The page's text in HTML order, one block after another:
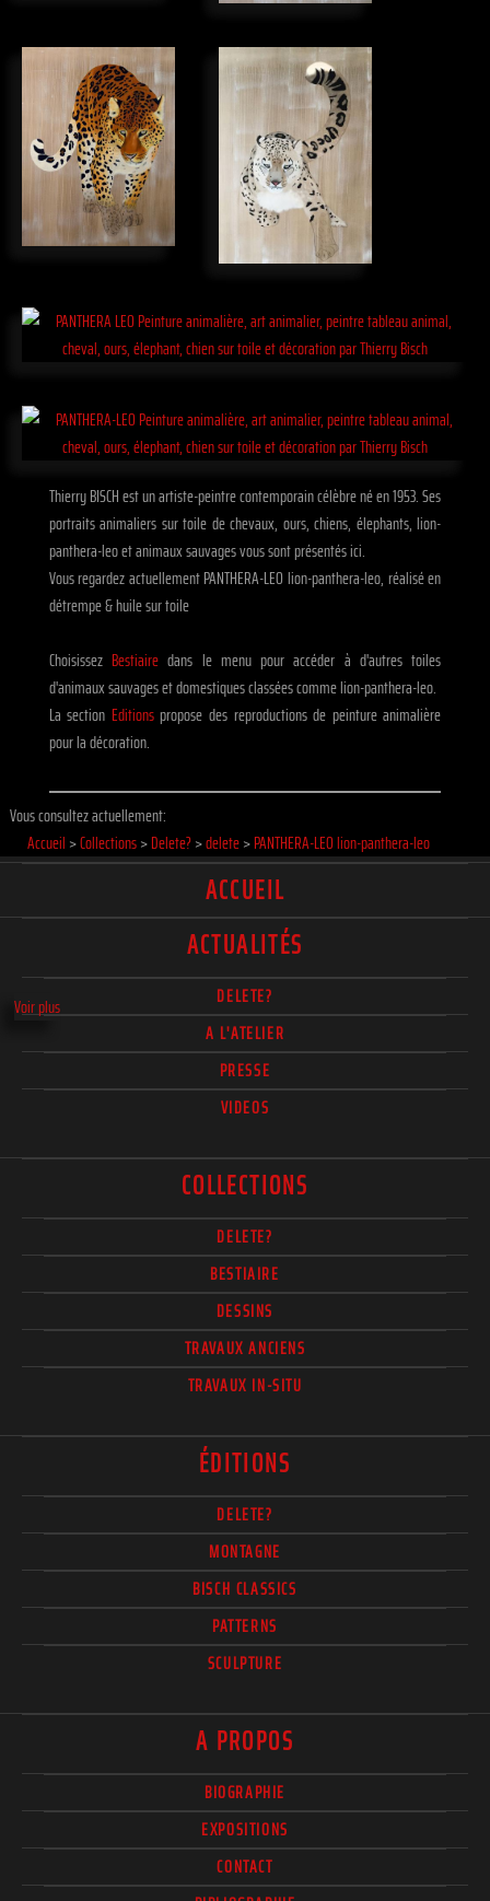
Voir plus
Thierry BISCH est un artiste-peintre contemporain célèbre né en 1953. Ses
portraits animaliers sur toile de chevaux, ours, chiens, élephants, lion-
panthera-leo et animaux sauvages vous sont présentés ici.
Vous regardez actuellement PANTHERA-LEO lion-panthera-leo, réalisé en
détrempe & huile sur toile
Choisissez Bestiaire dans le menu pour accéder à d'autres toiles
d'animaux sauvages et domestiques classées comme lion-panthera-leo.
La section Editionspropose des reproductions de peinture animalière
pour la décoration.
Vous consultez actuellement:
Accueil >Collections>Delete?>delete>PANTHERA-LEO lion-panthera-leo
ACCUEIL
ACTUALITÉS
DELETE?
A L'ATELIER
PRESSE
VIDEOS
COLLECTIONS
DELETE?
BESTIAIRE
DESSINS
TRAVAUX ANCIENS
TRAVAUX IN-SITU
ÉDITIONS
DELETE?
MONTAGNE
BISCH CLASSICS
PATTERNS
SCULPTURE
A PROPOS
BIOGRAPHIE
EXPOSITIONS
CONTACT